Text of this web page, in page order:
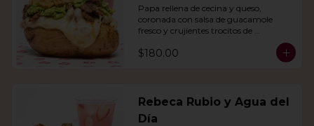
Papa rellena de cecina y queso,
coronada con salsa de guacamole
fresco y crujientes trocitos de
agua del día.
$180.00
Rebeca Rubio y Agua del
Día